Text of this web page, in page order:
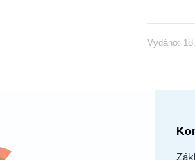
Vydáno: